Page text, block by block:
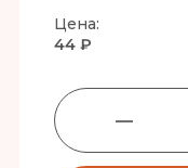
Цена:
44 ₽